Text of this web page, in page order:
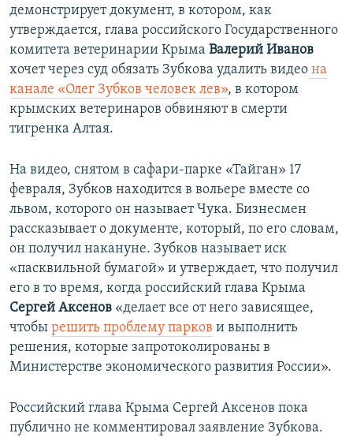
демонстрирует документ, в котором, как
утверждается, глава российского Государственного
комитета ветеринарии Крыма Валерий Иванов
хочет через суд обязать Зубкова удалить видео на
канале «Олег Зубков человек лев», в котором
крымских ветеринаров обвиняют в смерти
тигренка Алтая.
На видео, снятом в сафари-парке «Тайган» 17
февраля, Зубков находится в вольере вместе со
львом, которого он называет Чука. Бизнесмен
рассказывает о документе, который, по его словам,
он получил накануне. Зубков называет иск
«пасквильной бумагой» и утверждает, что получил
его в то время, когда российский глава Крыма
Сергей Аксенов «делает все от него зависящее,
чтобы решить проблему парков и выполнить
решения, которые запротоколированы в
Министерстве экономического развития России».
Российский глава Крыма Сергей Аксенов пока
публично не комментировал заявление Зубкова.